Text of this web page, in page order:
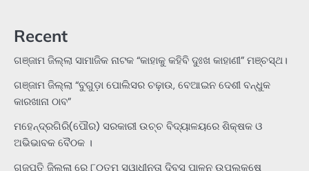
Recent
ଗଞ୍ଜାମ ଜିଲ୍ଲା ସାମାଜିକ ନାଟକ “କାହାକୁ କହିବି ଦୁଃଖ କାହାଣୀ” ମଞ୍ଚସ୍ଥ।
ଗଞ୍ଜାମ ଜିଲ୍ଲା “ବୁଗୁଡ଼ା ପୋଲିସର ଚଢ଼ାଉ, ବେଆଇନ ଦେଶୀ ବନ୍ଧୁକ
କାରଖାନା ଠାବ”
ମହେନ୍ଦ୍ରଗିରି(ପୌର) ସରକାରୀ ଉଚ୍ଚ ବିଦ୍ୟାଳୟରେ ଶିକ୍ଷକ ଓ
ଅଭିଭାବକ ବୈଠକ ।
ଗଜପତି ଜିଲ୍ଲା ରେ ୮୦ତମ ସ୍ୱାଧୀନତା ଦିବସ ପାଳନ ଉପଲକ୍ଷେ